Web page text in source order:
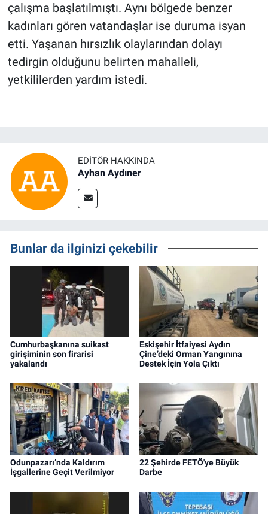
çalışma başlatılmıştı. Aynı bölgede benzer
kadınları gören vatandaşlar ise duruma isyan
etti. Yaşanan hırsızlık olaylarından dolayı
tedirgin olduğunu belirten mahalleli,
yetkililerden yardım istedi.
EDITÖR HAKKINDA
Ayhan Aydıner
Bunlar da ilginizi çekebilir
Cumhurbaşkanına suikast
girişiminin son firarisi
yakalandı
Eskişehir İtfaiyesi Aydın
Çine’deki Orman Yangınına
Destek İçin Yola Çıktı
Odunpazarı’nda Kaldırım
İşgallerine Geçit Verilmiyor
22 Şehirde FETÖ'ye Büyük
Darbe